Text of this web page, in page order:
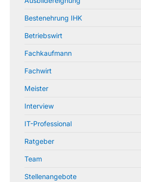
Bestenehrung IHK
Betriebswirt
Fachkaufmann
Fachwirt
Meister
Interview
IT-Professional
Ratgeber
Team
Stellenangebote